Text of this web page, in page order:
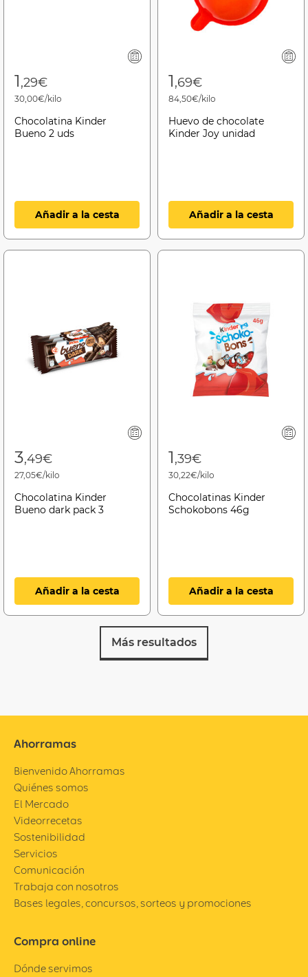
1,29€
30,00€/kilo
Chocolatina Kinder
Bueno 2 uds
Añadir a la cesta
1,69€
84,50€/kilo
Huevo de chocolate
Kinder Joy unidad
Añadir a la cesta
3,49€
27,05€/kilo
Chocolatina Kinder
Bueno dark pack 3
Añadir a la cesta
1,39€
30,22€/kilo
Chocolatinas Kinder
Schokobons 46g
Añadir a la cesta
Más resultados
Ahorramas
Bienvenido Ahorramas
Quiénes somos
El Mercado
Videorrecetas
Sostenibilidad
Servicios
Comunicación
Trabaja con nosotros
Bases legales, concursos, sorteos y promociones
Compra online
Dónde servimos